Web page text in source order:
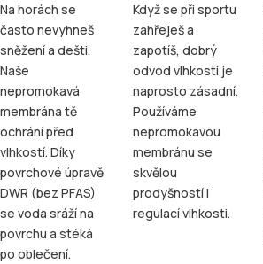
Na horách se
často nevyhneš
sněžení a dešti.
Naše
nepromokavá
membrána tě
ochrání před
vlhkostí. Díky
povrchové úpravě
DWR (bez PFAS)
se voda sráží na
povrchu a stéká
po oblečení.
Když se při sportu
zahřeješ a
zapotíš, dobrý
odvod vlhkosti je
naprosto zásadní.
Používáme
nepromokavou
membránu se
skvělou
prodyšností i
regulací vlhkosti.